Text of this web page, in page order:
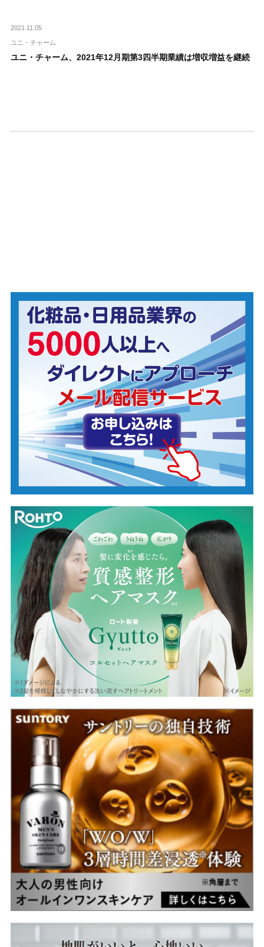
2021.11.05
ユニ・チャーム
ユニ・チャーム、2021年12月期第3四半期業績は増収増益を継続